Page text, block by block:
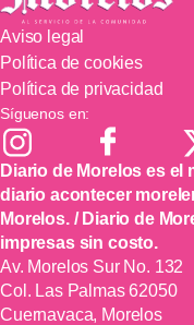
Aviso legal
Política de cookies
Política de privacidad
Síguenos en:
Diario de Morelos es el
diario acontecer
Morelos. / Diario de
impresas sin costo.
Av. Morelos Sur No. 132
Col. Las Palmas 62050
Cuernavaca, Morelos